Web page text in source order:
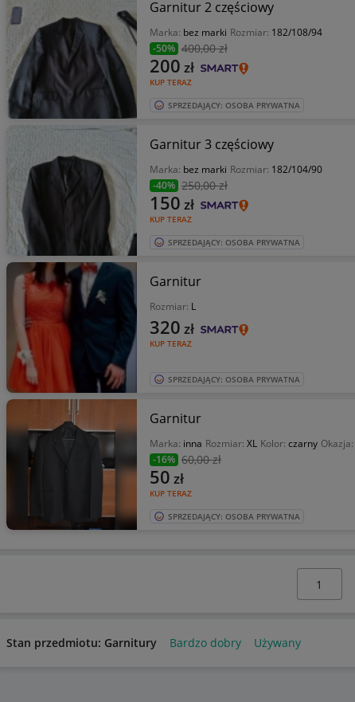
Garnitur 2 częściowy
Marka: bez marki Rozmiar: 182/108/94
-50% 400,00 zł
KUP TERAZ
200 zł
SPRZEDAJĄCY: OSOBA PRYWATNA
Garnitur 3 częściowy
Marka: bez marki Rozmiar: 182/104/90
-40% 250,00 zł
KUP TERAZ
150 zł
SPRZEDAJĄCY: OSOBA PRYWATNA
Garnitur
Rozmiar: L
KUP TERAZ
320 zł
SPRZEDAJĄCY: OSOBA PRYWATNA
Garnitur
Marka: inna Rozmiar: XL Kolor: czarny Okazja:
-16% 60,00 zł
KUP TERAZ
50 zł
SPRZEDAJĄCY: OSOBA PRYWATNA
Stan przedmiotu: Garnitury Bardzo dobry Używany